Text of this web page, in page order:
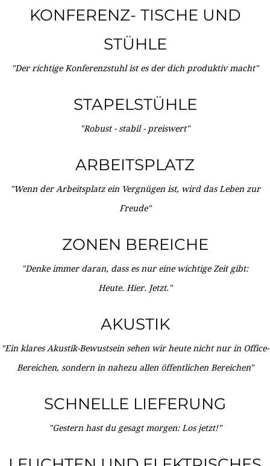
KONFERENZ- TISCHE UND
STÜHLE
"Der richtige Konferenzstuhl ist es der dich produktiv macht"
STAPELSTÜHLE
"Robust - stabil - preiswert"
ARBEITSPLATZ
"Wenn der Arbeitsplatz ein Vergnügen ist, wird das Leben zur
Freude"
ZONEN BEREICHE
"Denke immer daran, dass es nur eine wichtige Zeit gibt:
Heute. Hier. Jetzt."
AKUSTIK
"Ein klares Akustik-Bewustsein sehen wir heute nicht nur in Office-
Bereichen, sondern in nahezu allen öffentlichen Bereichen"
SCHNELLE LIEFERUNG
"Gestern hast du gesagt morgen: Los jetzt!"